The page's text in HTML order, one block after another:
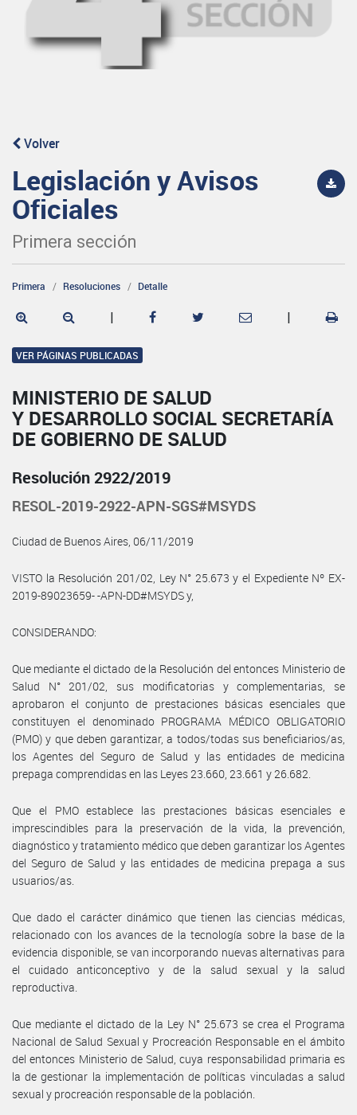
Volver
Legislación y Avisos
Oficiales
Primera sección
Primera Resoluciones Detalle
| |
VER PÁGINAS PUBLICADAS
MINISTERIO DE SALUD
Y DESARROLLO SOCIAL SECRETARÍA
DE GOBIERNO DE SALUD
Resolución 2922/2019
RESOL-2019-2922-APN-SGS#MSYDS
Ciudad de Buenos Aires, 06/11/2019
VISTO la Resolución 201/02, Ley N° 25.673 y el Expediente Nº EX-
2019-89023659- -APN-DD#MSYDS y,
CONSIDERANDO:
Que mediante el dictado de la Resolución del entonces Ministerio de
Salud N° 201/02, sus modificatorias y complementarias, se
aprobaron el conjunto de prestaciones básicas esenciales que
constituyen el denominado PROGRAMA MÉDICO OBLIGATORIO
(PMO) y que deben garantizar, a todos/todas sus beneficiarios/as,
los Agentes del Seguro de Salud y las entidades de medicina
prepaga comprendidas en las Leyes 23.660, 23.661 y 26.682.
Que el PMO establece las prestaciones básicas esenciales e
imprescindibles para la preservación de la vida, la prevención,
diagnóstico y tratamiento médico que deben garantizar los Agentes
del Seguro de Salud y las entidades de medicina prepaga a sus
usuarios/as.
Que dado el carácter dinámico que tienen las ciencias médicas,
relacionado con los avances de la tecnología sobre la base de la
evidencia disponible, se van incorporando nuevas alternativas para
el cuidado anticonceptivo y de la salud sexual y la salud
reproductiva.
Que mediante el dictado de la Ley N° 25.673 se crea el Programa
Nacional de Salud Sexual y Procreación Responsable en el ámbito
del entonces Ministerio de Salud, cuya responsabilidad primaria es
la de gestionar la implementación de políticas vinculadas a salud
sexual y procreación responsable de la población.